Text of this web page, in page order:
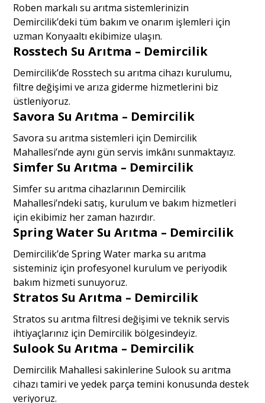
Roben markalı su arıtma sistemlerinizin
Demircilik’deki tüm bakım ve onarım işlemleri için
uzman Konyaaltı ekibimize ulaşın.
Rosstech Su Arıtma – Demircilik
Demircilik’de Rosstech su arıtma cihazı kurulumu,
filtre değişimi ve arıza giderme hizmetlerini biz
üstleniyoruz.
Savora Su Arıtma – Demircilik
Savora su arıtma sistemleri için Demircilik
Mahallesi’nde aynı gün servis imkânı sunmaktayız.
Simfer Su Arıtma – Demircilik
Simfer su arıtma cihazlarının Demircilik
Mahallesi’ndeki satış, kurulum ve bakım hizmetleri
için ekibimiz her zaman hazırdır.
Spring Water Su Arıtma – Demircilik
Demircilik’de Spring Water marka su arıtma
sisteminiz için profesyonel kurulum ve periyodik
bakım hizmeti sunuyoruz.
Stratos Su Arıtma – Demircilik
Stratos su arıtma filtresi değişimi ve teknik servis
ihtiyaçlarınız için Demircilik bölgesindeyiz.
Sulook Su Arıtma – Demircilik
Demircilik Mahallesi sakinlerine Sulook su arıtma
cihazı tamiri ve yedek parça temini konusunda destek
veriyoruz.